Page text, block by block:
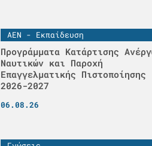
ΑΕΝ - Εκπαίδευση
Προγράμματα Κατάρτισης
Ναυτικών και Παροχή
Επαγγελματικής Πιστοποίησης
2026-2027
06.08.26